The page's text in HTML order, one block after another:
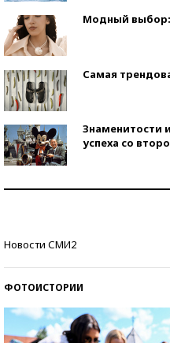
Модный выбор:
Самая
Знаменитости
успеха со
Новости СМИ2
ФОТОИСТОРИИ